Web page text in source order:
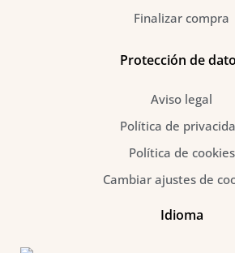
Finalizar compra
Protección de
Aviso legal
Política de
Política de cookies
Cambiar ajustes de
Idioma